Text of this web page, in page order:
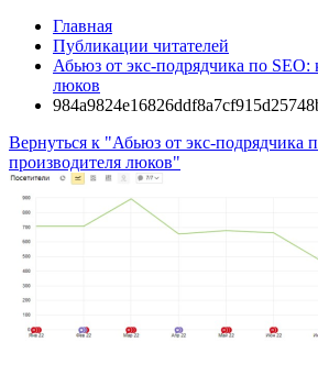
Главная
Публикации читателей
Абьюз от экс-подрядчика по SEO:
люков
Вернуться к "Абьюз от экс-подрядчика
производителя люков"